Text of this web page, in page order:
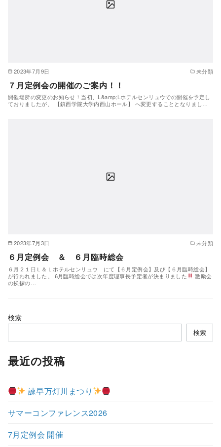
2023年7月9日 未分類
７月定例会の開催のご案内！！
開催場所の変更のお知らせ！当初、L&amp;Lホテルセンリュウでの開催を予定し
ておりましたが、 【鎮西学院大学内西山ホール】 へ変更することとなりまし…
2023年7月3日 未分類
６月定例会 ＆ ６月臨時総会
６月２１日Ｌ＆Ｌホテルセンリュウ にて【６月定例会】及び【６月臨時総会】
が行われました。 6月臨時総会では次年度理事長予定者が決まりました
激励会
の挨拶の…
検索
検索
最近の投稿
諫早万灯川まつり
サマーコンファレンス2026
7月定例会 開催